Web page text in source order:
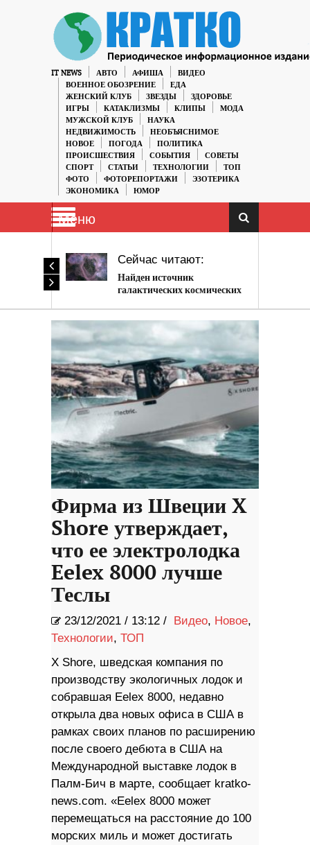
IT NEWS АВТО АФИША
ВИДЕО
ВОЕННОЕ ОБОЗРЕНИЕ
ЕДА
ЖЕНСКИЙ КЛУБ
ЗВЕЗДЫ
ЗДОРОВЬЕ
ИГРЫ
КАТАКЛИЗМЫ КЛИПЫ
МОДА
МУЖСКОЙ КЛУБ
НАУКА
НЕДВИЖИМОСТЬ
НЕОБЪЯСНИМОЕ
НОВОЕ
ПОГОДА
ПОЛИТИКА
ПРОИСШЕСТВИЯ
СОБЫТИЯ
СОВЕТЫ
СПОРТ
СТАТЬИ ТЕХНОЛОГИИ
ТОП
ФОТО
ФОТОРЕПОРТАЖИ
ЭЗОТЕРИКА
ЭКОНОМИКА
ЮМОР
Меню
Сейчас читают:
Найден источник
галактических космических
Фирма из Швеции X
Shore утверждает,
что ее электролодка
Eelex 8000 лучше
Теслы
23/12/2021 / 13:12 / Видео, Новое,
Технологии, ТОП
X Shore, шведская компания по
производству экологичных лодок и
собравшая Eelex 8000, недавно
открыла два новых офиса в США в
рамках своих планов по расширению
после своего дебюта в США на
Международной выставке лодок в
Палм-Бич в марте, сообщает kratko-
news.com. «Eelex 8000 может
перемещаться на расстояние до 100
морских миль и может достигать